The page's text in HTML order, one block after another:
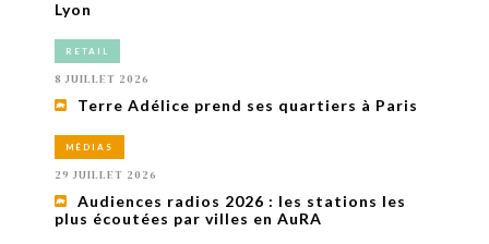
Lyon
RETAIL
8 JUILLET 2026
Terre Adélice prend ses quartiers à Paris
MÉDIAS
29 JUILLET 2026
Audiences radios 2026 : les stations les
plus écoutées par villes en AuRA